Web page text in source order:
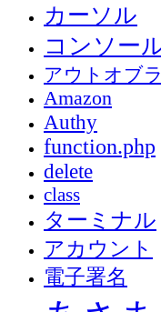
カーソル
コンソー
アウトオブ
Amazon
Authy
function.php
delete
class
ターミナル
アカウント
電子署名